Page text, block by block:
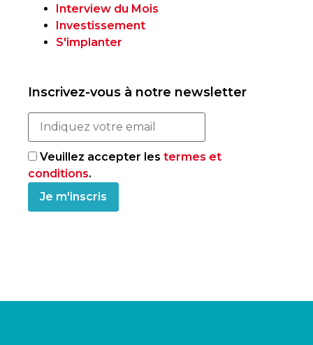
Interview du Mois
Investissement
S'implanter
Inscrivez-vous à notre newsletter
Veuillez accepter les termes et
conditions.